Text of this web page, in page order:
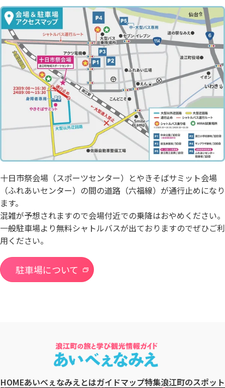
十日市祭会場（スポーツセンター）とやきそばサミット会場
（ふれあいセンター）の間の道路（六福線）が通行止めになり
ます。
混雑が予想されますので会場付近での乗降はおやめください。
一般駐車場より無料シャトルバスが出ておりますのでぜひご利
用ください。
駐車場について
HOMEあいべぇなみえとはガイドマップ特集浪江町のスポット